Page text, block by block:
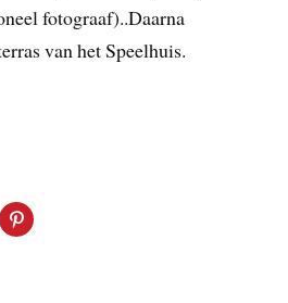
fotograaf)..Daarna
van het Speelhuis.